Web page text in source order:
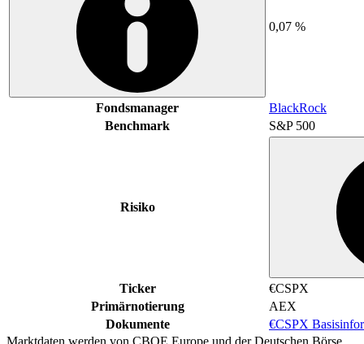
0,07 %
Fondsmanager
BlackRock
Benchmark
S&P 500
Risiko
Ticker
€CSPX
Primärnotierung
AEX
Dokumente
€CSPX
Marktdaten werden von CBOE Europe und der Deutschen Börse